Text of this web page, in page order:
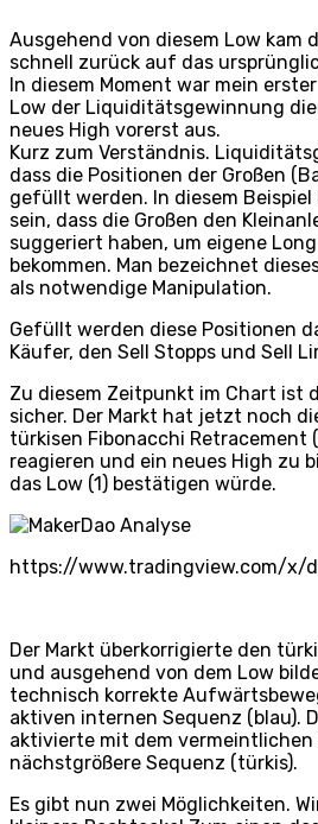
Ausgehend von diesem Low kam
schnell zurück auf das
In diesem Moment war mein
Low der Liquiditätsgewinnung
neues High vorerst aus.
Kurz zum Verständnis.
dass die Positionen der Großen
gefüllt werden. In diesem Beispiel
sein, dass die Großen den
suggeriert haben, um eigene
bekommen. Man bezeichnet
als notwendige Manipulation.
Gefüllt werden diese Positionen
Käufer, den Sell Stopps und Sell
Zu diesem Zeitpunkt im Chart ist
sicher. Der Markt hat jetzt noch
türkisen Fibonacchi Retracement
reagieren und ein neues High zu
das Low (1) bestätigen würde.
https://www.tradingview.com/x/
Der Markt überkorrigierte den
und ausgehend von dem Low
technisch korrekte
aktiven internen Sequenz (blau).
aktivierte mit dem vermeintlichen
nächstgrößere Sequenz (türkis).
Es gibt nun zwei Möglichkeiten.